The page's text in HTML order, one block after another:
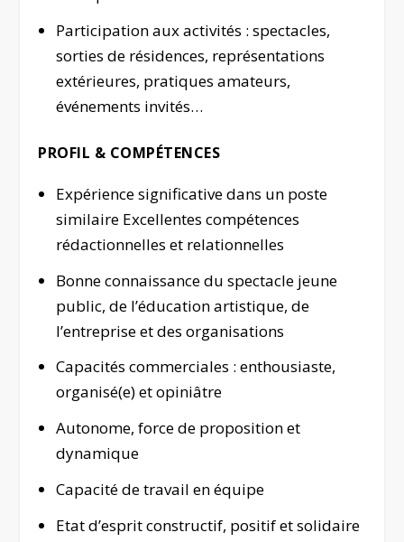
Participation aux activités : spectacles,
sorties de résidences, représentations
extérieures, pratiques amateurs,
événements invités…
PROFIL & COMPÉTENCES
Expérience significative dans un poste
similaire Excellentes compétences
rédactionnelles et relationnelles
Bonne connaissance du spectacle jeune
public, de l’éducation artistique, de
l’entreprise et des organisations
Capacités commerciales : enthousiaste,
organisé(e) et opiniâtre
Autonome, force de proposition et
dynamique
Capacité de travail en équipe
Etat d’esprit constructif, positif et solidaire